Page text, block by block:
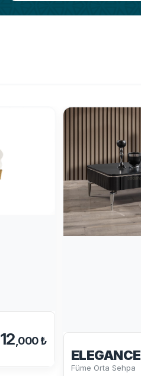
12,000 ₺
ELEGANCE
Füme Orta Sehpa